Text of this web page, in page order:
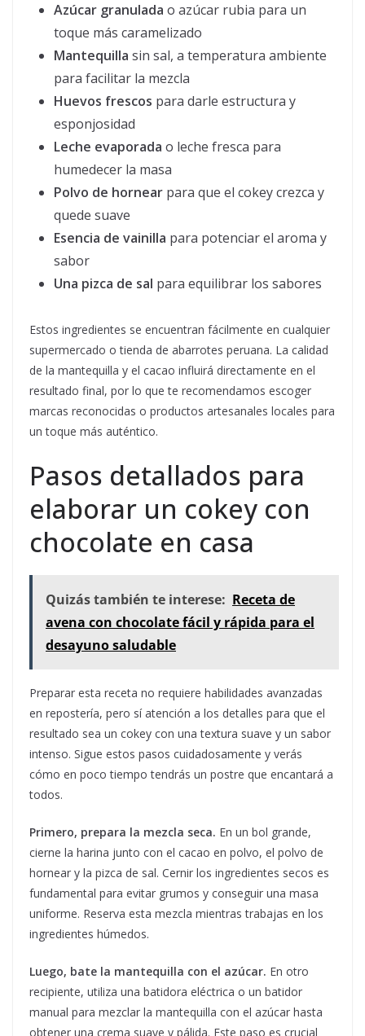
Azúcar granulada o azúcar rubia para un
toque más caramelizado
Mantequilla sin sal, a temperatura ambiente
para facilitar la mezcla
Huevos frescos para darle estructura y
esponjosidad
Leche evaporada o leche fresca para
humedecer la masa
Polvo de hornear para que el cokey crezca y
quede suave
Esencia de vainilla para potenciar el aroma y
sabor
Una pizca de sal para equilibrar los sabores
Estos ingredientes se encuentran fácilmente en cualquier
supermercado o tienda de abarrotes peruana. La calidad
de la mantequilla y el cacao influirá directamente en el
resultado final, por lo que te recomendamos escoger
marcas reconocidas o productos artesanales locales para
un toque más auténtico.
Pasos detallados para
elaborar un cokey con
chocolate en casa
Quizás también te interese: Receta de
avena con chocolate fácil y rápida para el
desayuno saludable
Preparar esta receta no requiere habilidades avanzadas
en repostería, pero sí atención a los detalles para que el
resultado sea un cokey con una textura suave y un sabor
intenso. Sigue estos pasos cuidadosamente y verás
cómo en poco tiempo tendrás un postre que encantará a
todos.
Primero, prepara la mezcla seca. En un bol grande,
cierne la harina junto con el cacao en polvo, el polvo de
hornear y la pizca de sal. Cernir los ingredientes secos es
fundamental para evitar grumos y conseguir una masa
uniforme. Reserva esta mezcla mientras trabajas en los
ingredientes húmedos.
Luego, bate la mantequilla con el azúcar. En otro
recipiente, utiliza una batidora eléctrica o un batidor
manual para mezclar la mantequilla con el azúcar hasta
obtener una crema suave y pálida. Este paso es crucial